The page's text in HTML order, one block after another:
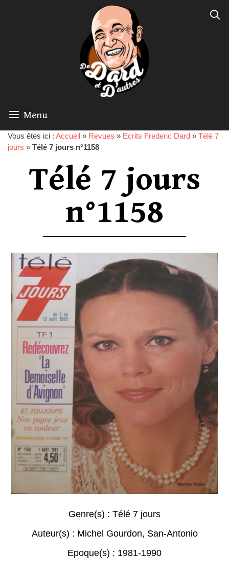
Menu
Vous êtes ici : Accueil » Revues » Ecrits Frederic Dard » Télé 7
jours » Télé 7 jours n°1158
Télé 7 jours
n°1158
Genre(s) : Télé 7 jours
Auteur(s) : Michel Gourdon, San-Antonio
Epoque(s) : 1981-1990